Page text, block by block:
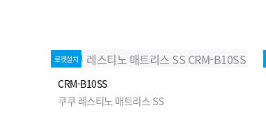
로켓설치
CRM-B10SS
쿠쿠 레스티노 매트리스 SS